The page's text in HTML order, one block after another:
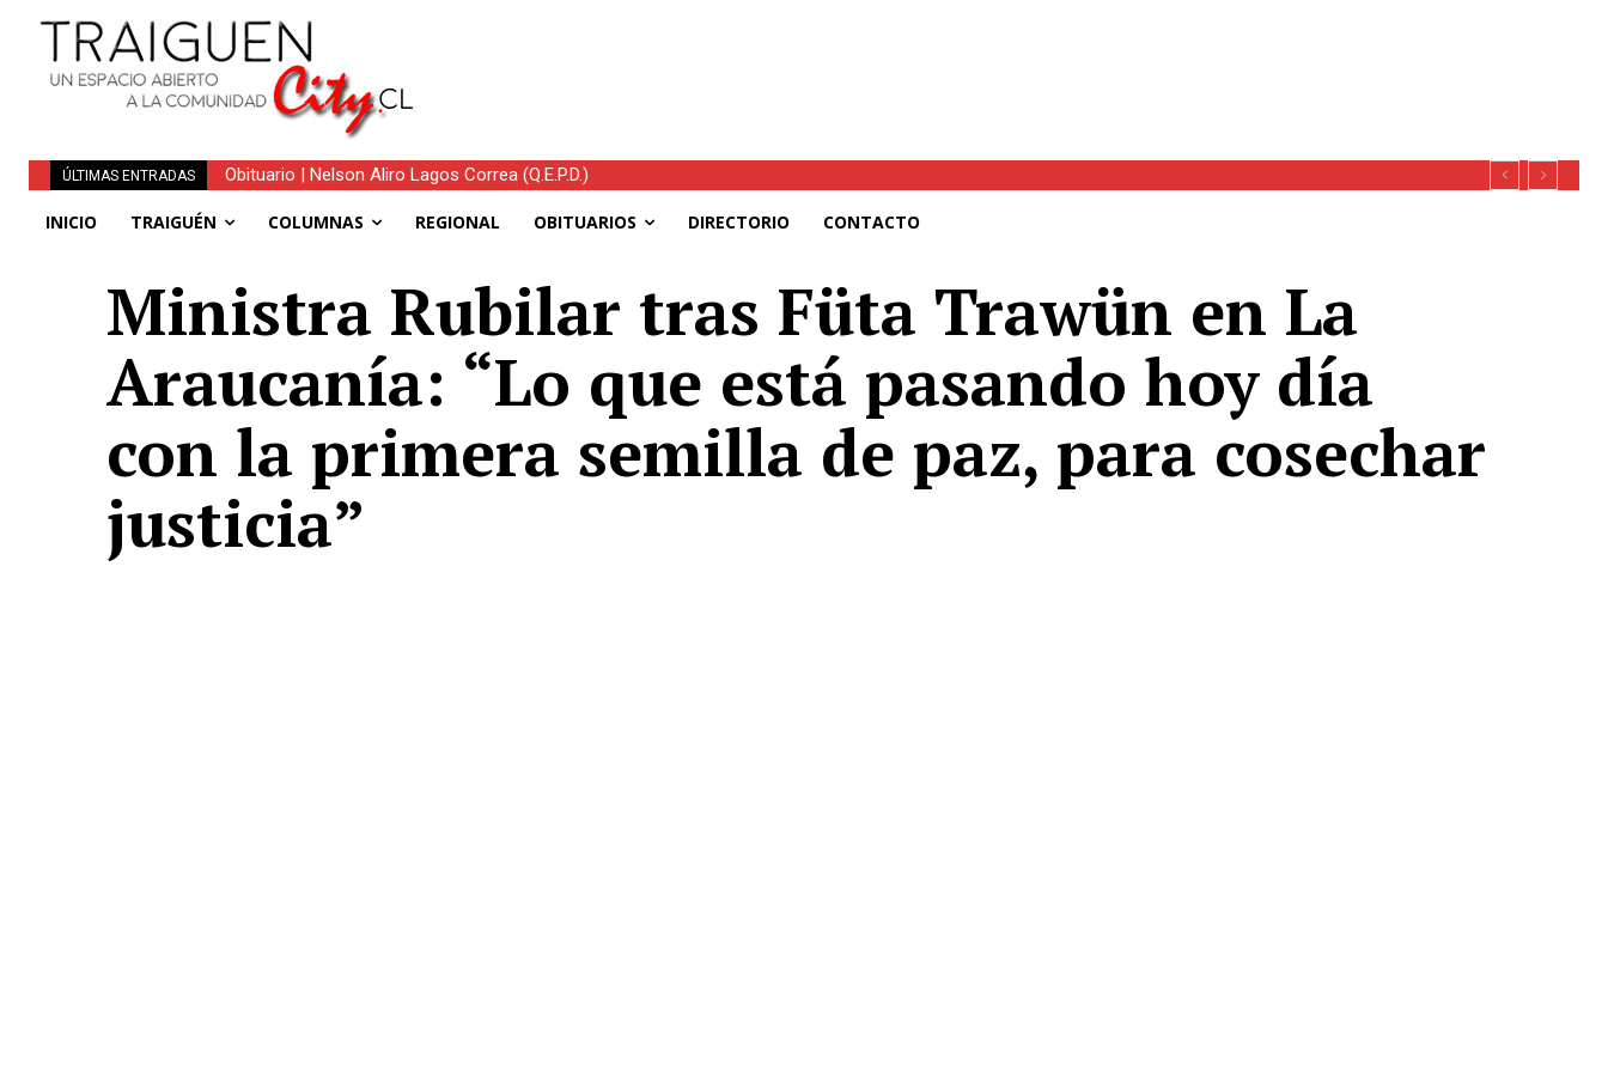
ÚLTIMAS ENTRADAS Obituario | Nelson Aliro Lagos Correa (Q.E.P.D.)
INICIO TRAIGUÉN COLUMNAS REGIONAL OBITUARIOS DIRECTORIO CONTACTO
Ministra Rubilar tras Füta Trawün en La
Araucanía: “Lo que está pasando hoy día
con la primera semilla de paz, para cosechar
justicia”